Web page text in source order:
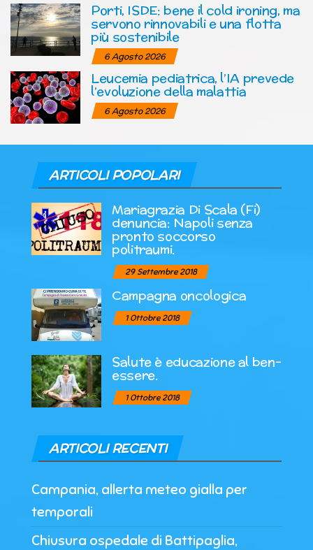
Porti, ISDE: bene il cold ironing, ma
servono rinnovabili e una flotta
più sostenibile
6 Agosto 2026
Leucemia pediatrica, l’IA prevede
l’evoluzione della malattia
6 Agosto 2026
ARTICOLI POPOLARI
Mariagrazia Di Scala (Fi)
denuncia: Napoli senza
pronto soccorso
politraumi.
29 Settembre 2018
Campagna oncologica
1 Ottobre 2018
Salute è educazione al ben-
essere.
1 Ottobre 2018
ARTICOLI RECENTI
Campania, allerta meteo gialla per
temporali
Chiusura ospedale di Battipaglia,